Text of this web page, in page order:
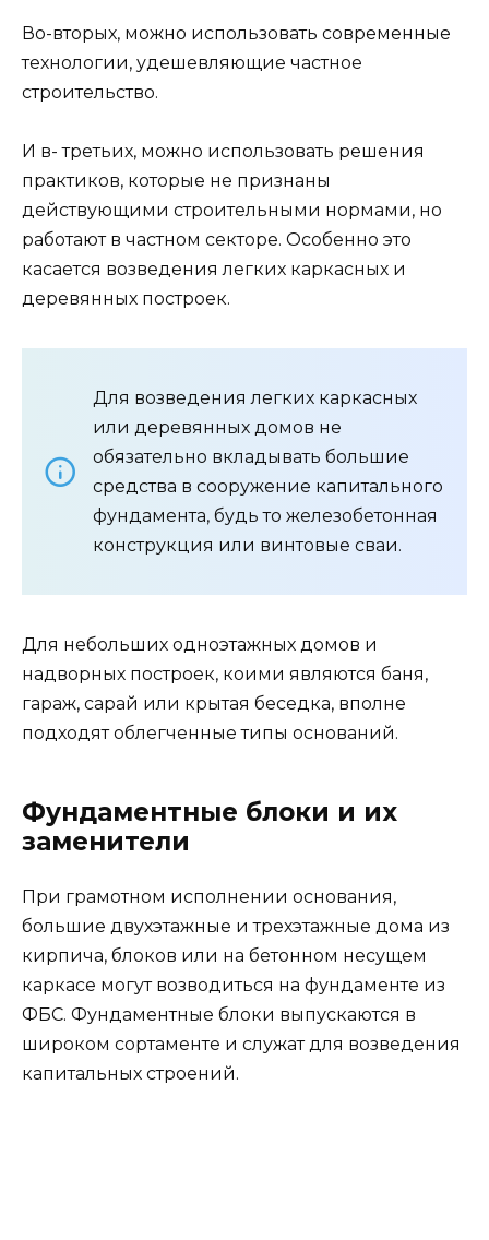
Во-вторых, можно использовать современные
технологии, удешевляющие частное
строительство.
И в- третьих, можно использовать решения
практиков, которые не признаны
действующими строительными нормами, но
работают в частном секторе. Особенно это
касается возведения легких каркасных и
деревянных построек.
Для возведения легких каркасных
или деревянных домов не
обязательно вкладывать большие
средства в сооружение капитального
фундамента, будь то железобетонная
конструкция или винтовые сваи.
Для небольших одноэтажных домов и
надворных построек, коими являются баня,
гараж, сарай или крытая беседка, вполне
подходят облегченные типы оснований.
Фундаментные блоки и их
заменители
При грамотном исполнении основания,
большие двухэтажные и трехэтажные дома из
кирпича, блоков или на бетонном несущем
каркасе могут возводиться на фундаменте из
ФБС. Фундаментные блоки выпускаются в
широком сортаменте и служат для возведения
капитальных строений.